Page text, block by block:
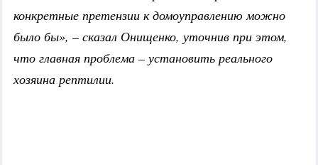
конкретные претензии к домоуправлению можно
было бы», – сказал Онищенко, уточнив при этом,
что главная проблема – установить реального
хозяина рептилии.